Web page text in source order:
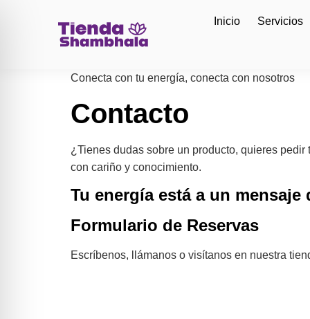
Inicio Servicios
Conecta con tu energía, conecta con nosotros
Contacto
¿Tienes dudas sobre un producto, quieres
con cariño y conocimiento.
Tu energía está a un mensaje
Formulario de Reservas
Escríbenos, llámanos o visítanos en nuestra